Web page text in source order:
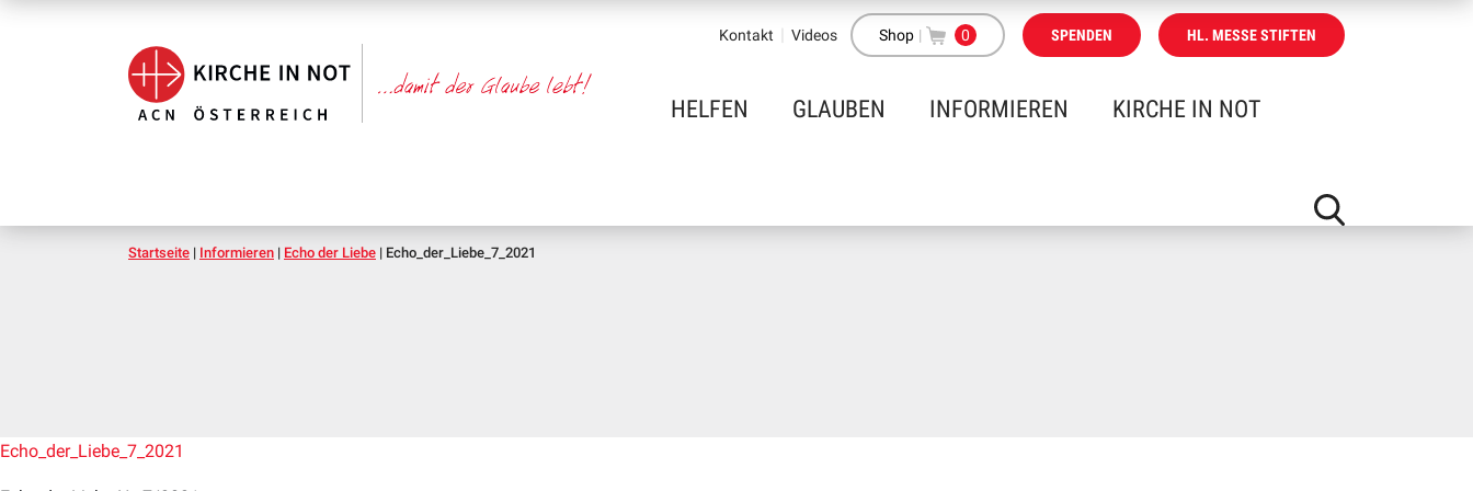
Kontakt Videos Shop | 0 SPENDEN HL. MESSE STIFTEN
HELFEN GLAUBEN INFORMIEREN KIRCHE IN NOT
Startseite | Informieren | Echo der Liebe | Echo_der_Liebe_7_2021
Echo_der_Liebe_7_2021